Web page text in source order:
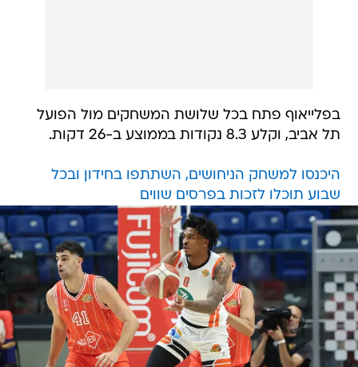
בפלייאוף פתח בכל שלושת המשחקים מול הפועל
תל אביב, וקלע 8.3 נקודות בממוצע ב-26 דקות.
היכנסו למשחק הניחושים, השתתפו בחידון ובכל
שבוע תוכלו לזכות בפרסים שווים